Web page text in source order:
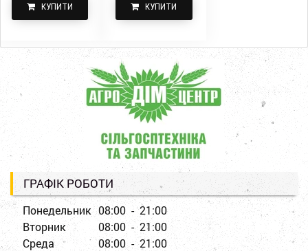
КУПИТИ КУПИТИ
ГРАФІК РОБОТИ
Понедельник 08:00 - 21:00
Вторник
08:00 - 21:00
Среда
08:00 - 21:00